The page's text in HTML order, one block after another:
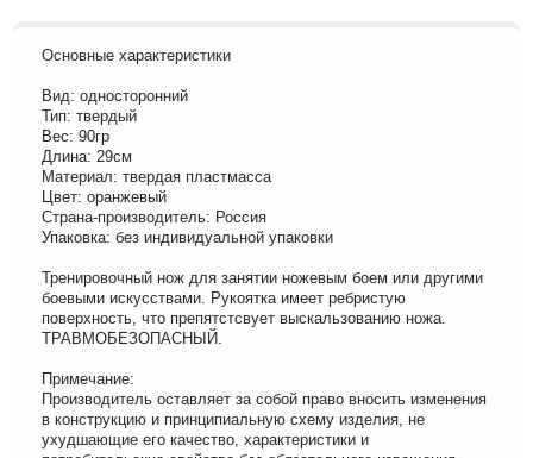
Основные характеристики
Вид: односторонний
Тип: твердый
Вес: 90гр
Длина: 29см
Материал: твердая пластмасса
Цвет: оранжевый
Страна-производитель: Россия
Упаковка: без индивидуальной упаковки
Тренировочный нож для занятии ножевым боем или другими
боевыми искусствами. Рукоятка имеет ребристую
поверхность, что препятстсвует выскальзованию ножа.
ТРАВМОБЕЗОПАСНЫЙ.
Примечание:
Производитель оставляет за собой право вносить изменения
в конструкцию и принципиальную схему изделия, не
ухудшающие его качество, характеристики и